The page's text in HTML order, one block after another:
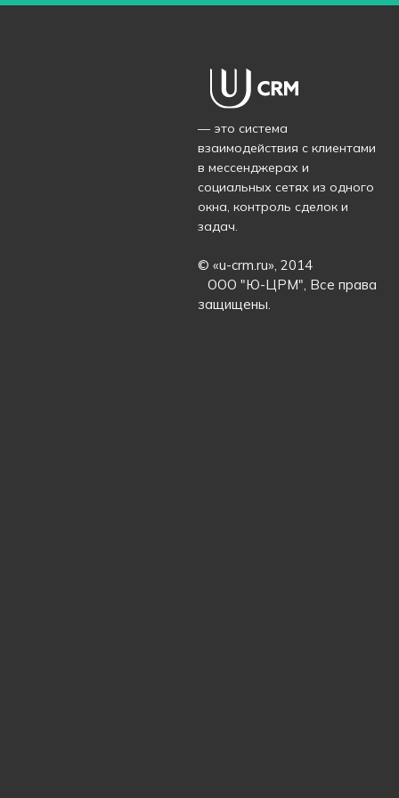
— это система
взаимодействия с клиентами
в мессенджерах и
социальных сетях из одного
окна, контроль сделок и
задач.
© «u-crm.ru», 2014
ООО "Ю-ЦРМ", Все права
защищены.